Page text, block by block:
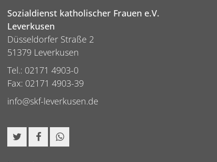
Sozialdienst katholischer Frauen e.V.
Leverkusen
Düsseldorfer Straße 2
51379 Leverkusen
Tel.: 02171 4903-0
Fax: 02171 4903-39
info@skf-leverkusen.de